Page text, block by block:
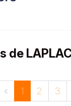
de
« 1 2 3